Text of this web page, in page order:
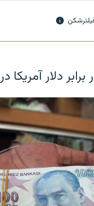
آمریکا در یک روز ۱۸